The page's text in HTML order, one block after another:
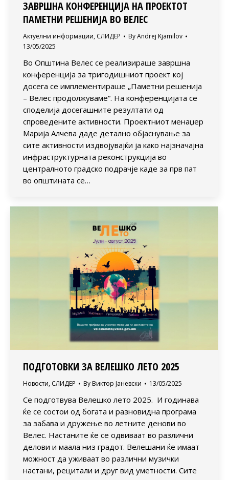
ЗАВРШНА КОНФЕРЕНЦИЈА НА ПРОЕКТОТ
ПАМЕТНИ РЕШЕНИЈА ВО ВЕЛЕС
Актуелни информации, СЛИДЕР ByAndrej Kjamilov
13/05/2025
Во Општина Велес се реализираше завршна
конференција за тригодишниот проект кој
досега се имплементираше „Паметни решенија
– Велес продолжуваме“. На конференцијата се
споделија досегашните резултати од
спроведените активности. Проектниот менаџер
Марија Алчева даде детално објаснување за
сите активности издвојувајќи ја како најзначајна
инфраструктурната реконструкција во
централното градско подрачје каде за прв пат
во општината се…
ПОДГОТОВКИ ЗА ВЕЛЕШКО ЛЕТО 2025
Новости, СЛИДЕР By Виктор Јаневски 13/05/2025
Се подготвува Велешко лето 2025. И годинава
ќе се состои од богата и разновидна програма
за забава и дружење во летните денови во
Велес. Настаните ќе се одвиваат во различни
делови и маала низ градот. Велешани ќе имаат
можност да уживаат во различни музички
настани, рецитали и друг вид уметности. Сите